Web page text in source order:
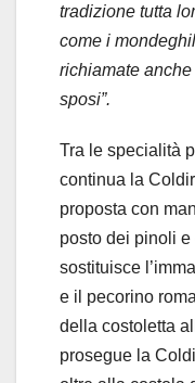
tradizione tutta
come i
richiamate
sposi”.
Tra le specialità
continua la
proposta con
posto dei pinoli
sostituisce
e il pecorino
della costoletta
prosegue la